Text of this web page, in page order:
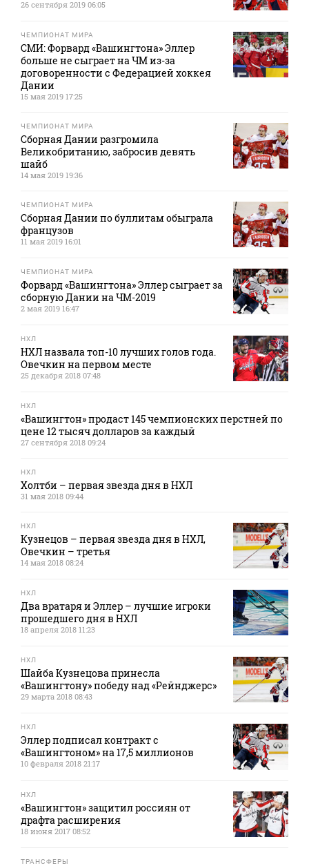
26 сентября 2019 06:05
ЧЕМПИОНАТ МИРА
СМИ: Форвард «Вашингтона» Эллер
больше не сыграет на ЧМ из-за
договоренности с Федерацией хоккея
Дании
15 мая 2019 17:25
ЧЕМПИОНАТ МИРА
Сборная Дании разгромила
Великобританию, забросив девять
шайб
14 мая 2019 19:36
ЧЕМПИОНАТ МИРА
Сборная Дании по буллитам обыграла
французов
11 мая 2019 16:01
ЧЕМПИОНАТ МИРА
Форвард «Вашингтона» Эллер сыграет за
сборную Дании на ЧМ-2019
2 мая 2019 16:47
НХЛ
НХЛ назвала топ-10 лучших голов года.
Овечкин на первом месте
25 декабря 2018 07:48
НХЛ
«Вашингтон» продаст 145 чемпионских перстней по
цене 12 тысяч долларов за каждый
27 сентября 2018 09:24
НХЛ
Холтби – первая звезда дня в НХЛ
31 мая 2018 09:44
НХЛ
Кузнецов – первая звезда дня в НХЛ,
Овечкин – третья
14 мая 2018 08:24
НХЛ
Два вратаря и Эллер – лучшие игроки
прошедшего дня в НХЛ
18 апреля 2018 11:23
НХЛ
Шайба Кузнецова принесла
«Вашингтону» победу над «Рейнджерс»
29 марта 2018 08:43
НХЛ
Эллер подписал контракт с
«Вашингтоном» на 17,5 миллионов
10 февраля 2018 21:17
НХЛ
«Вашингтон» защитил россиян от
драфта расширения
18 июня 2017 08:52
ТРАНСФЕРЫ